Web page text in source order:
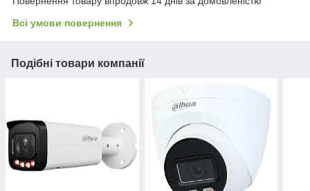
Всі умови повернення
Подібні товари компанії